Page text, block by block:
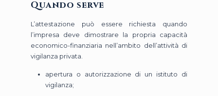
Quando serve
L’attestazione può essere richiesta quando
l’impresa deve dimostrare la propria capacità
economico-finanziaria nell’ambito dell’attività di
vigilanza privata.
apertura o autorizzazione di un istituto di
vigilanza;